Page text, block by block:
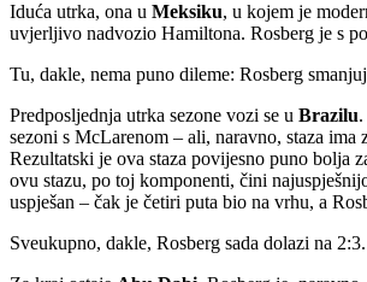
Iduća utrka, ona u Meksiku, u kojem je
uvjerljivo nadvozio Hamiltona. Rosberg je s
Tu, dakle, nema puno dileme: Rosberg
Predposljednja utrka sezone vozi se u Brazilu
sezoni s McLarenom – ali, naravno, staza
Rezultatski je ova staza povijesno puno bolja
ovu stazu, po toj komponenti, čini
uspješan – čak je četiri puta bio na vrhu, a
Sveukupno, dakle, Rosberg sada dolazi na 2:3.